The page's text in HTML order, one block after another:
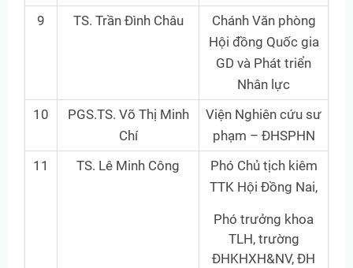
9
TS. Trần Đình Châu
Chánh Văn phòng
Hội đồng Quốc gia
GD và Phát triển
Nhân lực
10
PGS.TS. Võ Thị Minh
Chí
Viện Nghiên cứu sư
phạm – ĐHSPHN
11
TS. Lê Minh Công
Phó Chủ tịch kiêm
TTK Hội Đồng Nai,
Phó trưởng khoa
TLH, trường
ĐHKHXH&NV, ĐH